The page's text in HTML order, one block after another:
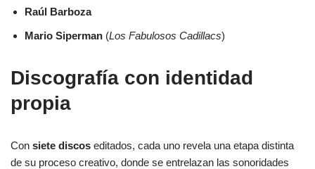
Raúl Barboza
Mario Siperman (Los Fabulosos Cadillacs)
Discografía con identidad
propia
Con siete discos editados, cada uno revela una etapa distinta
de su proceso creativo, donde se entrelazan las sonoridades